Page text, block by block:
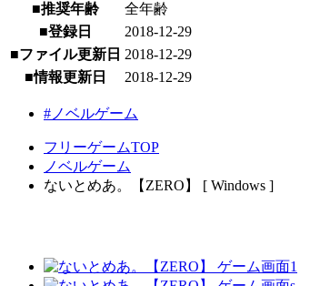
■推奨年齢
全年齢
■登録日
2018-12-29
■ファイル更新日 2018-12-29
■情報更新日
2018-12-29
#ノベルゲーム
フリーゲームTOP
ノベルゲーム
ないとめあ。【ZERO】 [ Windows ]